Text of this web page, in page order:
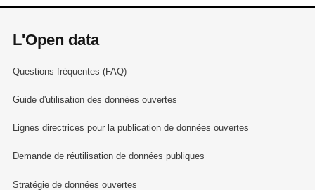
L'Open data
Questions fréquentes (FAQ)
Guide d'utilisation des données ouvertes
Lignes directrices pour la publication de données ouvertes
Demande de réutilisation de données publiques
Stratégie de données ouvertes